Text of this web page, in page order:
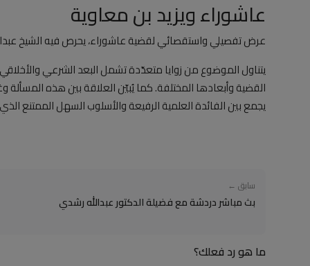
عاشوراء ويزيد بن معاوية
عرض تفصيلي واستقصائي لقضية عاشوراء، يحرص فيه الشيخ
يتناول الموضوع من زوايا متعدّدة تشمل البعد الشرعي
القضية وأبعادها المختلفة. كما يُبيّن العلاقة بين هذه
يجمع بين الفائدة العلمية الرفيعة والأسلوب السهل الممتنع
سابق ←
بث مباشر دردشة مع فضيلة الدكتور عبدالله رشدي
ما هو رد فعلك؟